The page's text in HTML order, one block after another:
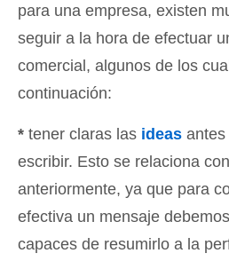
para una empresa, existen
seguir a la hora de efectuar
comercial, algunos de los
continuación:
* tener claras las ideas antes
escribir. Esto se relaciona
anteriormente, ya que para
efectiva un mensaje
capaces de resumirlo a la